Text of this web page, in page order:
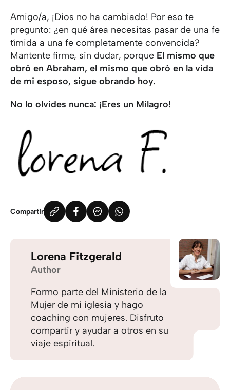
Amigo/a, ¡Dios no ha cambiado! Por eso te
pregunto: ¿en qué área necesitas pasar de una fe
tímida a una fe completamente convencida?
Mantente firme, sin dudar, porque El mismo que
obró en Abraham, el mismo que obró en la vida
de mi esposo, sigue obrando hoy.
No lo olvides nunca: ¡Eres un Milagro!
Compartir
Lorena Fitzgerald
Author
Formo parte del Ministerio de la
Mujer de mi iglesia y hago
coaching con mujeres. Disfruto
compartir y ayudar a otros en su
viaje espiritual.